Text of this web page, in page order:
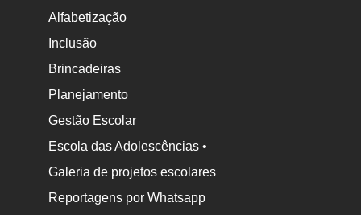
Alfabetização
Inclusão
Brincadeiras
Planejamento
Gestão Escolar
Escola das Adolescências •
Galeria de projetos escolares
Reportagens por Whatsapp